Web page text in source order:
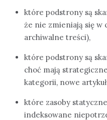
które podstrony są
że nie zmieniają się w
archiwalne treści),
które podstrony są
choć mają
kategorii, nowe
które zasoby
indeksowane